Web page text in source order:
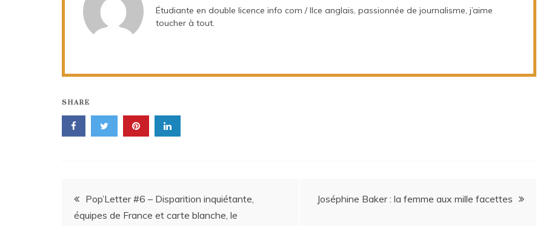
Étudiante en double licence info com / llce anglais, passionnée de journalisme, j’aime
toucher à tout.
SHARE
Navigation
Pop’Letter #6 – Disparition inquiétante,
équipes de France et carte blanche, le
Joséphine Baker : la femme aux mille facettes